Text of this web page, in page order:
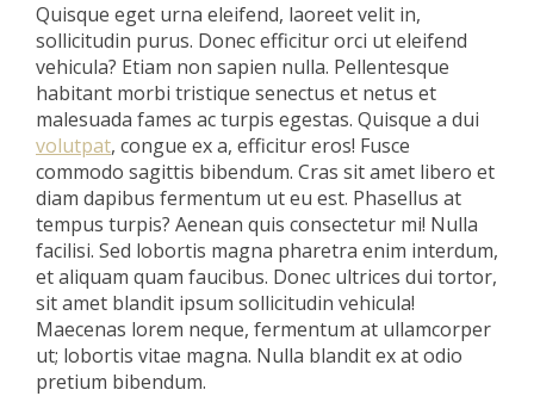
Quisque eget urna eleifend, laoreet velit in,
sollicitudin purus. Donec efficitur orci ut eleifend
vehicula? Etiam non sapien nulla. Pellentesque
habitant morbi tristique senectus et netus et
malesuada fames ac turpis egestas. Quisque a dui
volutpat, congue ex a, efficitur eros! Fusce
commodo sagittis bibendum. Cras sit amet libero et
diam dapibus fermentum ut eu est. Phasellus at
tempus turpis? Aenean quis consectetur mi! Nulla
facilisi. Sed lobortis magna pharetra enim interdum,
et aliquam quam faucibus. Donec ultrices dui tortor,
sit amet blandit ipsum sollicitudin vehicula!
Maecenas lorem neque, fermentum at ullamcorper
ut; lobortis vitae magna. Nulla blandit ex at odio
pretium bibendum.